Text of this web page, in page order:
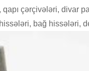
çərçivələri, divar
bağ hissələri,